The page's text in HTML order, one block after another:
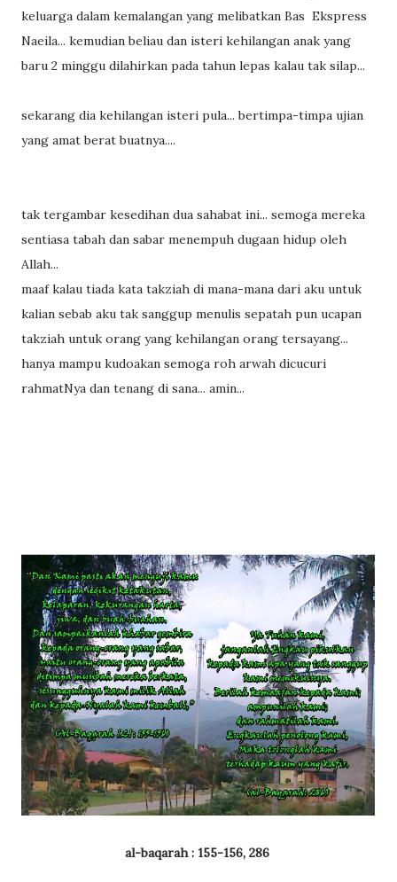
keluarga dalam kemalangan yang melibatkan Bas Ekspress
Naeila... kemudian beliau dan isteri kehilangan anak yang
baru 2 minggu dilahirkan pada tahun lepas kalau tak silap...
sekarang dia kehilangan isteri pula... bertimpa-timpa ujian
yang amat berat buatnya....
tak tergambar kesedihan dua sahabat ini... semoga mereka
sentiasa tabah dan sabar menempuh dugaan hidup oleh
Allah...
maaf kalau tiada kata takziah di mana-mana dari aku untuk
kalian sebab aku tak sanggup menulis sepatah pun ucapan
takziah untuk orang yang kehilangan orang tersayang...
hanya mampu kudoakan semoga roh arwah dicucuri
rahmatNya dan tenang di sana... amin...
al-baqarah : 155-156, 286